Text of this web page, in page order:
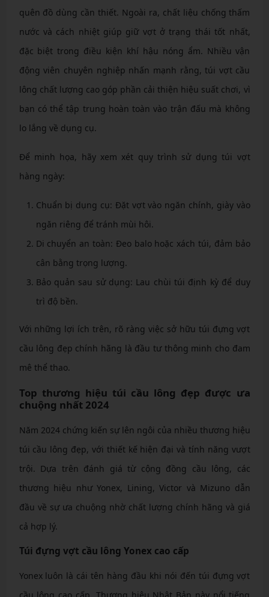
quên đồ dùng cần thiết. Ngoài ra, chất liệu chống thấm
nước và cách nhiệt giúp giữ vợt ở trạng thái tốt nhất,
đặc biệt trong điều kiện khí hậu nóng ẩm. Nhiều vận
động viên chuyên nghiệp nhấn mạnh rằng, túi vợt cầu
lông chất lượng cao góp phần cải thiện hiệu suất chơi, vì
bạn có thể tập trung hoàn toàn vào trận đấu mà không
lo lắng về dụng cụ.
Để minh họa, hãy xem xét quy trình sử dụng túi vợt
hàng ngày:
Chuẩn bị dụng cụ: Đặt vợt vào ngăn chính, giày vào
ngăn riêng để tránh mùi hôi.
Di chuyển an toàn: Đeo balo hoặc xách túi, đảm bảo
cân bằng trọng lượng.
Bảo quản sau sử dụng: Lau chùi túi định kỳ để duy
trì độ bền.
Với những lợi ích trên, rõ ràng việc sở hữu túi đựng vợt
cầu lông đẹp chính hãng là đầu tư thông minh cho đam
mê thể thao.
Top thương hiệu túi cầu lông đẹp được ưa
chuộng nhất 2024
Năm 2024 chứng kiến sự lên ngôi của nhiều thương hiệu
túi cầu lông đẹp, với thiết kế hiện đại và tính năng vượt
trội. Dựa trên đánh giá từ cộng đồng cầu lông, các
thương hiệu như Yonex, Lining, Victor và Mizuno dẫn
đầu về sự ưa chuộng nhờ chất lượng chính hãng và giá
cả hợp lý.
Túi đựng vợt cầu lông Yonex cao cấp
Yonex luôn là cái tên hàng đầu khi nói đến túi đựng vợt